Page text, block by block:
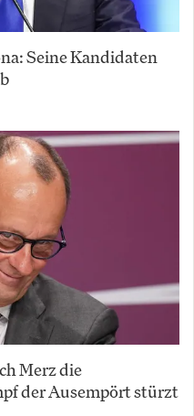
Seine Kandidaten
Merz die
der Ausempört stürzt